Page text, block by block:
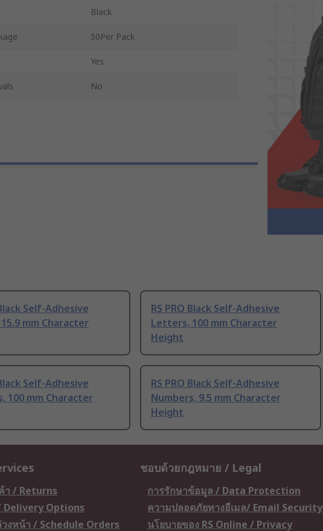
Black
50Per Pack
Yes
No
Self-Adhesive
mm Character
RS PRO Black Self-Adhesive
Letters, 100 mm Character
Height
Self-Adhesive
100 mm Character
RS PRO Black Self-Adhesive
Numbers, 9.5 mm Character
Height
า / Returns
Delivery Options
งหน้า / Schedule Orders
ชอบด้วยกฎหมาย / Legal
การรักษาข้อมูล / Data Protection
ความปลอดภัยทางอีเมล/ Email Security
นโยบายของ RS Online / Privacy